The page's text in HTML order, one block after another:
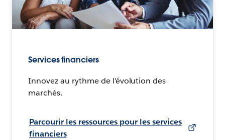
Services financiers
Innovez au rythme de l'évolution des
marchés.
Parcourir les ressources pour les services
financiers